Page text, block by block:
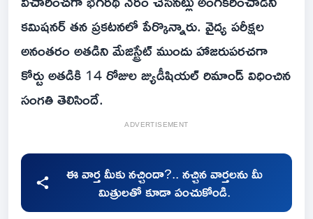
కమిషనర్ తన ప్రకటనలో పేర్కొన్నారు. వైద్య పరీక్షల
అనంతరం అతడిని మేజిస్ట్రేట్ ముందు హాజరుపరచగా
కోర్టు అతడికి 14 రోజుల జ్యుడీషియల్ రిమాండ్ విధించిన
సంగతి తెలిసిందే.
ADVERTISEMENT
ఈ వార్త మీకు నచ్చిందా?.. నచ్చిన వార్తలను మీ
మిత్రులతో కూడా పంచుకోండి.